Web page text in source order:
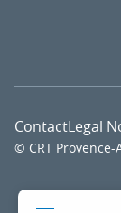
© CRT
ContactLegal